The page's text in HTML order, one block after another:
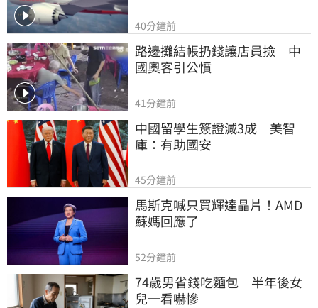
40分鐘前
路邊攤結帳扔錢讓店員撿　中
國奧客引公憤
41分鐘前
中國留學生簽證減3成　美智
庫：有助國安
45分鐘前
馬斯克喊只買輝達晶片！AMD
蘇媽回應了
52分鐘前
74歲男省錢吃麵包　半年後女
兒一看嚇慘